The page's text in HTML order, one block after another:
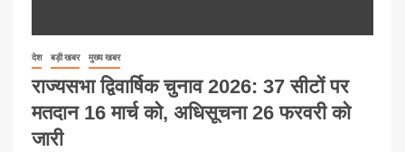
देश बड़ी खबर मुख्य खबर
राज्यसभा द्विवार्षिक चुनाव 2026: 37 सीटों पर
मतदान 16 मार्च को, अधिसूचना 26 फरवरी को
जारी